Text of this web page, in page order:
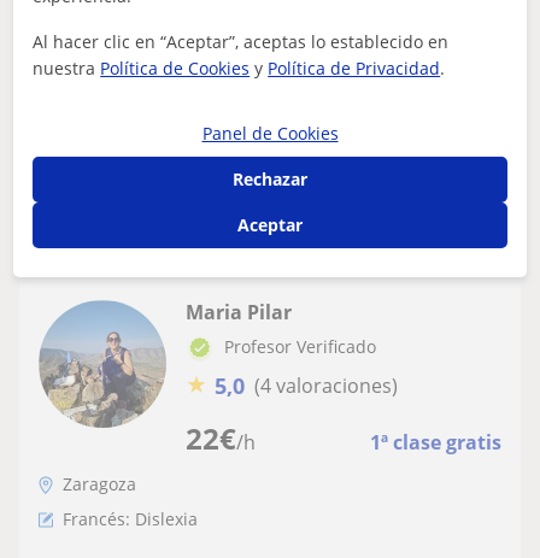
CLASES de LENGUA. Miraflores/Tenor Fleta
Soy licenciada en Lengua y Literatura española y C1 de
francés. Como profesora de Secundaria de Lengua
22€/h 1ª clase gratis
Maria Pilar
Profesor Verificado
★ 5,0 (4 valoraciones)
Zaragoza
Francés: Dislexia
Al hacer clic en “Aceptar”, aceptas lo establecido en
nuestra Política de Cookies y Política de Privacidad.
Panel de Cookies
Rechazar
Aceptar